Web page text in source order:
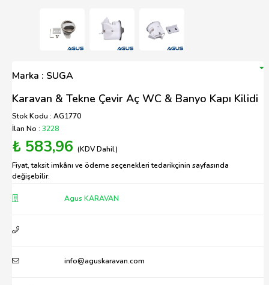
Marka : SUGA
Karavan & Tekne Çevir Aç WC & Banyo Kapı Kilidi
Stok Kodu : AG1770
İlan No : 3228
₺ 583,96 (KDV Dahil)
Fiyat, taksit imkânı ve ödeme seçenekleri tedarikçinin sayfasında
değişebilir.
Agus KARAVAN
info@aguskaravan.com